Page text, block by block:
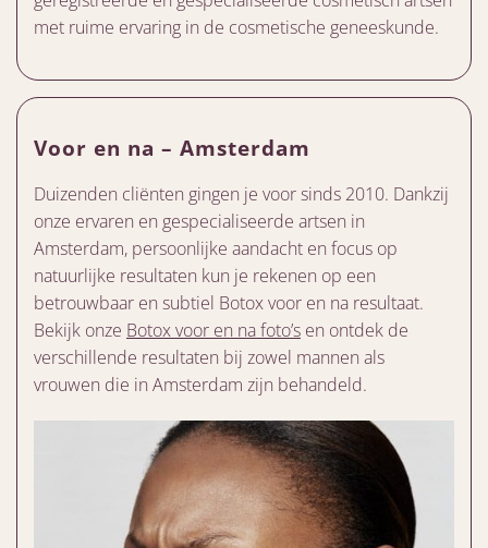
met ruime ervaring in de cosmetische geneeskunde.
Voor en na – Amsterdam
Duizenden cliënten gingen je voor sinds 2010. Dankzij
onze ervaren en gespecialiseerde artsen in
Amsterdam, persoonlijke aandacht en focus op
natuurlijke resultaten kun je rekenen op een
betrouwbaar en subtiel Botox voor en na resultaat.
Bekijk onze Botox voor en na foto’s en ontdek de
verschillende resultaten bij zowel mannen als
vrouwen die in Amsterdam zijn behandeld.